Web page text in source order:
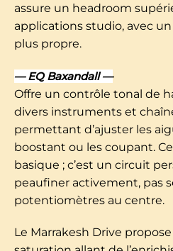
assure un headroom
applications studio, avec
plus propre.
— EQ Baxandall —
Offre un contrôle tonal de
divers instruments et
permettant d’ajuster les
boostant ou les coupant.
basique ; c’est un circuit
peaufiner activement, pas
potentiomètres au centre.
Le Marrakesh Drive